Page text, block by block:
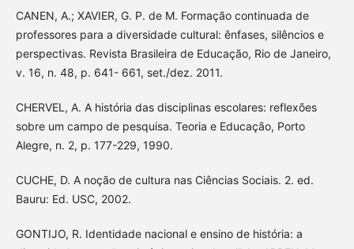
CANEN, A.; XAVIER, G. P. de M. Formação continuada de
professores para a diversidade cultural: ênfases, silêncios e
perspectivas. Revista Brasileira de Educação, Rio de Janeiro,
v. 16, n. 48, p. 641- 661, set./dez. 2011.
CHERVEL, A. A história das disciplinas escolares: reflexões
sobre um campo de pesquisa. Teoria e Educação, Porto
Alegre, n. 2, p. 177-229, 1990.
CUCHE, D. A noção de cultura nas Ciências Sociais. 2. ed.
Bauru: Ed. USC, 2002.
GONTIJO, R. Identidade nacional e ensino de história: a